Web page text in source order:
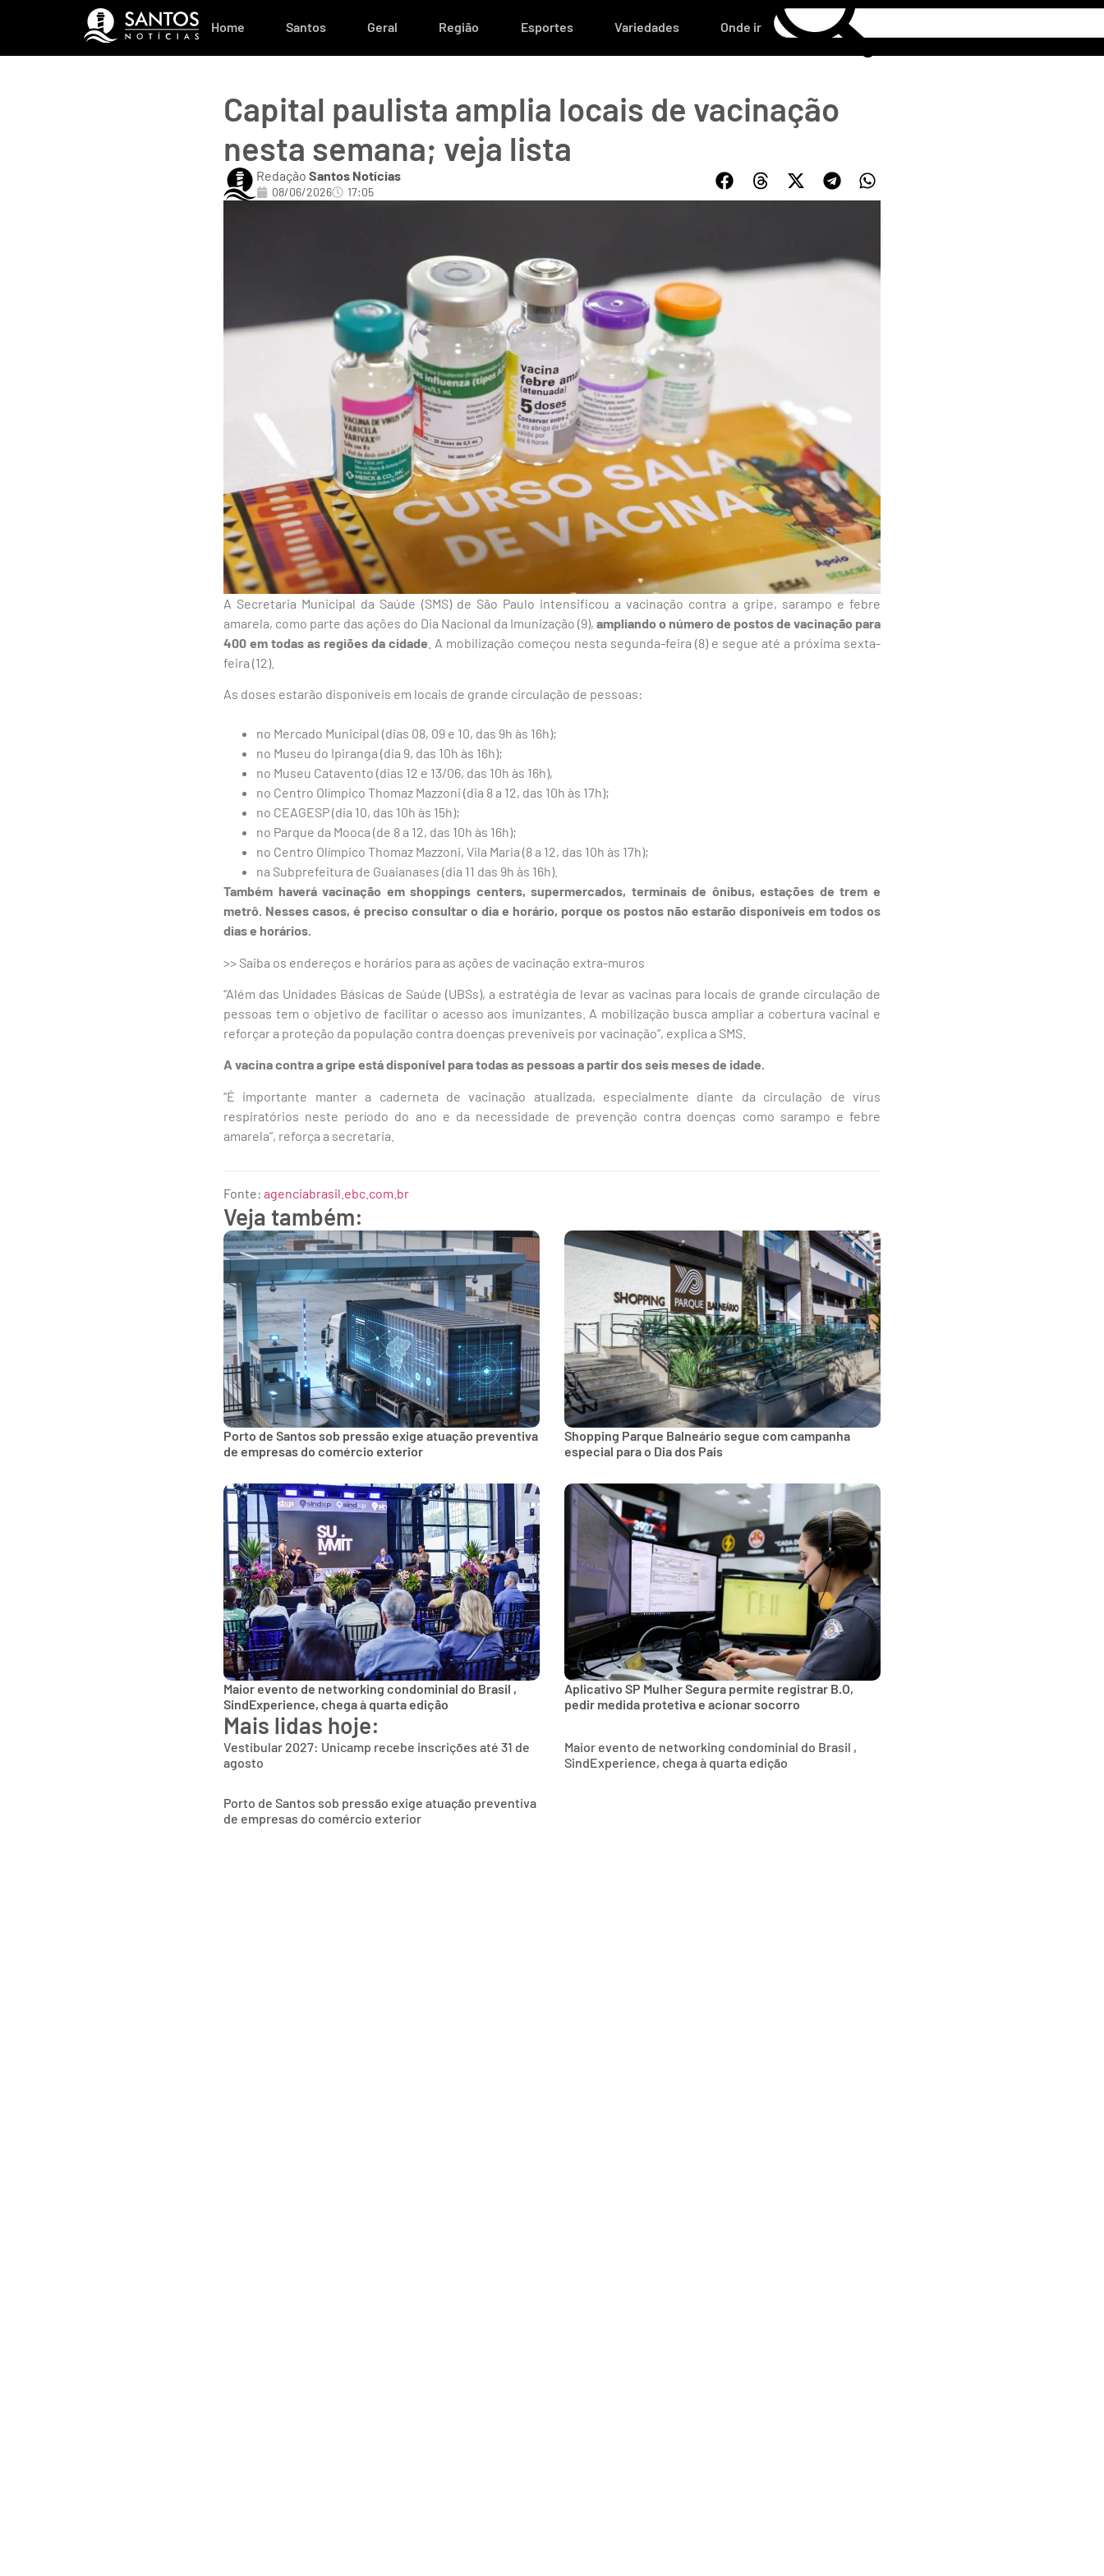
Home Santos Geral Região Esportes Variedades Onde ir
Capital paulista amplia locais de vacinação
nesta semana; veja lista
Redação Santos Notícias
08/06/2026 17:05
A Secretaria Municipal da Saúde (SMS) de São Paulo intensificou a vacinação contra a gripe, sarampo e febre
amarela, como parte das ações do Dia Nacional da Imunização (9), ampliando o número de postos de vacinação para
400 em todas as regiões da cidade . A mobilização começou nesta segunda-feira (8) e segue até a próxima sexta-
feira (12).
As doses estarão disponíveis em locais de grande circulação de pessoas:
no Mercado Municipal (dias 08, 09 e 10, das 9h às 16h);
no Museu do Ipiranga (dia 9, das 10h às 16h);
no Museu Catavento (dias 12 e 13/06, das 10h às 16h),
no Centro Olímpico Thomaz Mazzoni (dia 8 a 12, das 10h às 17h);
no CEAGESP (dia 10, das 10h às 15h);
no Parque da Mooca (de 8 a 12, das 10h às 16h);
no Centro Olímpico Thomaz Mazzoni, Vila Maria (8 a 12, das 10h às 17h);
na Subprefeitura de Guaianases (dia 11 das 9h às 16h).
Também haverá vacinação em shoppings centers, supermercados, terminais de ônibus, estações de trem e
metrô. Nesses casos, é preciso consultar o dia e horário, porque os postos não estarão disponíveis em todos os
dias e horários.
>> Saiba os endereços e horários para as ações de vacinação extra-muros
“Além das Unidades Básicas de Saúde (UBSs), a estratégia de levar as vacinas para locais de grande circulação de
pessoas tem o objetivo de facilitar o acesso aos imunizantes. A mobilização busca ampliar a cobertura vacinal e
reforçar a proteção da população contra doenças preveníveis por vacinação”, explica a SMS.
A vacina contra a gripe está disponível para todas as pessoas a partir dos seis meses de idade.
“É importante manter a caderneta de vacinação atualizada, especialmente diante da circulação de vírus
respiratórios neste período do ano e da necessidade de prevenção contra doenças como sarampo e febre
amarela”, reforça a secretaria.
Fonte: agenciabrasil.ebc.com.br
Veja também:
Porto de Santos sob pressão exige atuação preventiva
de empresas do comércio exterior
Shopping Parque Balneário segue com campanha
especial para o Dia dos Pais
Maior evento de networking condominial do Brasil ,
SindExperience, chega à quarta edição
Aplicativo SP Mulher Segura permite registrar B.O,
pedir medida protetiva e acionar socorro
Mais lidas hoje:
Vestibular 2027: Unicamp recebe inscrições até 31 de
agosto
Maior evento de networking condominial do Brasil ,
SindExperience, chega à quarta edição
Porto de Santos sob pressão exige atuação preventiva
de empresas do comércio exterior